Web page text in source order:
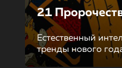
21
Естественный
тренды нового